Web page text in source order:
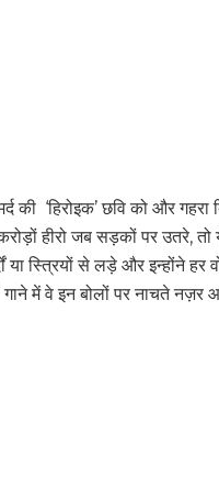
की ‘हिरोइक’ छवि को और
हीरो जब सड़कों पर उतरे,
स्त्रियों से लड़े और इन्होंने हर
गाने में वे इन बोलों पर नाचते